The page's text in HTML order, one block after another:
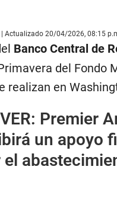
Actualizado 20/04/2026, 08:15
Banco Central de
del Fondo
realizan en
Premier
un apoyo
el